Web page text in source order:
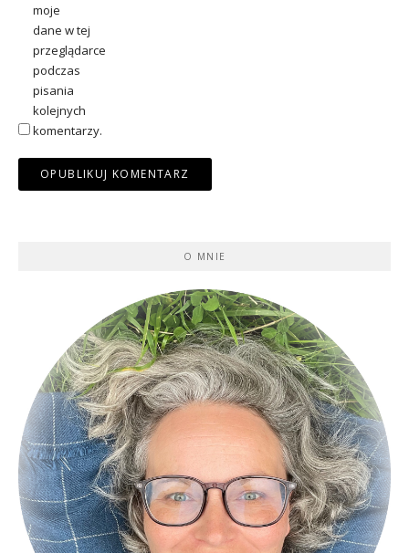
moje
dane w tej
przeglądarce
podczas
pisania
kolejnych
komentarzy.
O MNIE